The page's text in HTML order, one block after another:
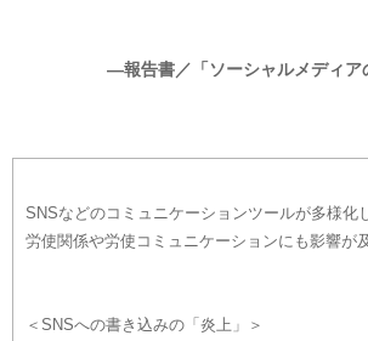
―報告書／「ソーシャルメディ
SNSなどのコミュニケーションツールが多様
労使関係や労使コミュニケーションにも影響が
＜SNSへの書き込みの「炎上」＞